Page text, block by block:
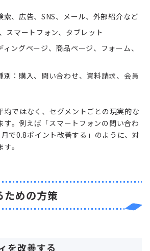
索、広告、SNS、メール、外部紹介など
スマートフォン、タブレット
ングページ、商品ページ、フォーム、
別：購入、問い合わせ、資料請求、会員
均ではなく、セグメントごとの現実的な
す。例えば「スマートフォンの問い合わ
で0.8ポイント改善する」のように、対
。
ための方策
を改善する